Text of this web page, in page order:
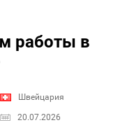
работы в
Швейцария
20.07.2026